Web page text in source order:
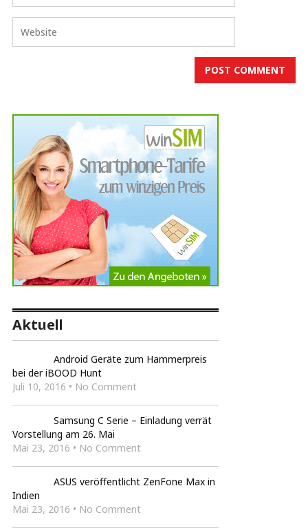
Aktuell
Android Geräte zum Hammerpreis
bei der iBOOD Hunt
Juli 10, 2016 • No Comment
Samsung C Serie – Einladung verrät
Vorstellung am 26. Mai
Mai 23, 2016 • No Comment
ASUS veröffentlicht ZenFone Max in
Indien
Mai 23, 2016 • No Comment